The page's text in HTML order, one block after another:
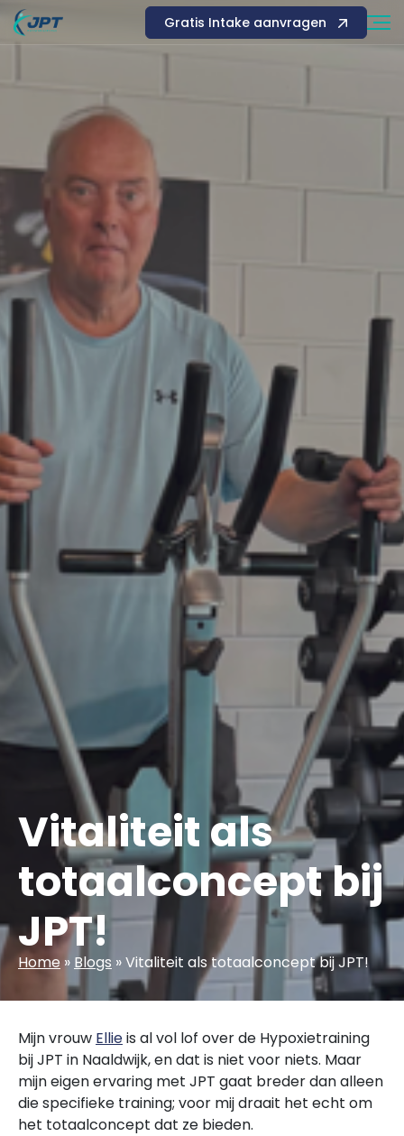
Gratis Intake aanvragen
Vitaliteit als
totaalconcept bij
JPT!
Home » Blogs »Vitaliteit als totaalconcept bij JPT!
Mijn vrouw Ellieis al vol lof over de Hypoxietraining
bij JPT in Naaldwijk, en dat is niet voor niets. Maar
mijn eigen ervaring met JPT gaat breder dan alleen
die specifieke training; voor mij draait het echt om
het totaalconcept dat ze bieden.